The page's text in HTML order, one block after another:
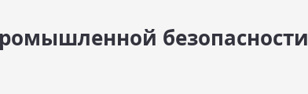
безопасности